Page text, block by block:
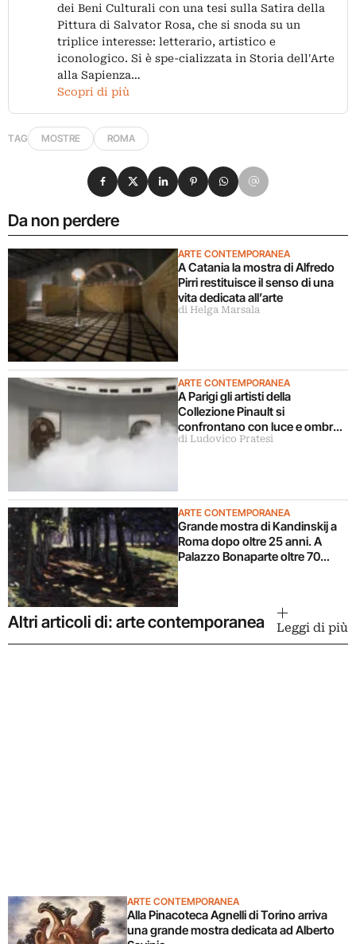
dei Beni Culturali con una tesi sulla Satira della
Pittura di Salvator Rosa, che si snoda su un
triplice interesse: letterario, artistico e
iconologico. Si è spe-cializzata in Storia dell'Arte
alla Sapienza…
Scopri di più
TAG MOSTRE ROMA
Da non perdere
ARTE CONTEMPORANEA
A Catania la mostra di Alfredo
Pirri restituisce il senso di una
vita dedicata all’arte
di Helga Marsala
ARTE CONTEMPORANEA
A Parigi gli artisti della
Collezione Pinault si
confrontano con luce e ombra
in una grande mostra
di Ludovico Pratesi
ARTE CONTEMPORANEA
Grande mostra di Kandinskij a
Roma dopo oltre 25 anni. A
Palazzo Bonaparte oltre 70
Condividi su Facebook
Condividi su X
Condividi su LinkedIn
Condividi su Pinterest
Condividi su WhatsApp
Condividi su Email
Altri articoli di: arte contemporanea Leggi di più
ARTE CONTEMPORANEA
Alla Pinacoteca Agnelli di Torino arriva
una grande mostra dedicata ad Alberto